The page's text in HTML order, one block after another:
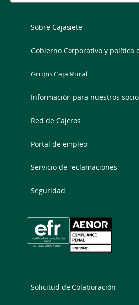
Sobre Cajasiete
Gobierno Corporativo y política
Grupo Caja Rural
Información para nuestros
Red de Cajeros
Portal de empleo
Servicio de reclamaciones
Seguridad
Solicitud de Colaboración